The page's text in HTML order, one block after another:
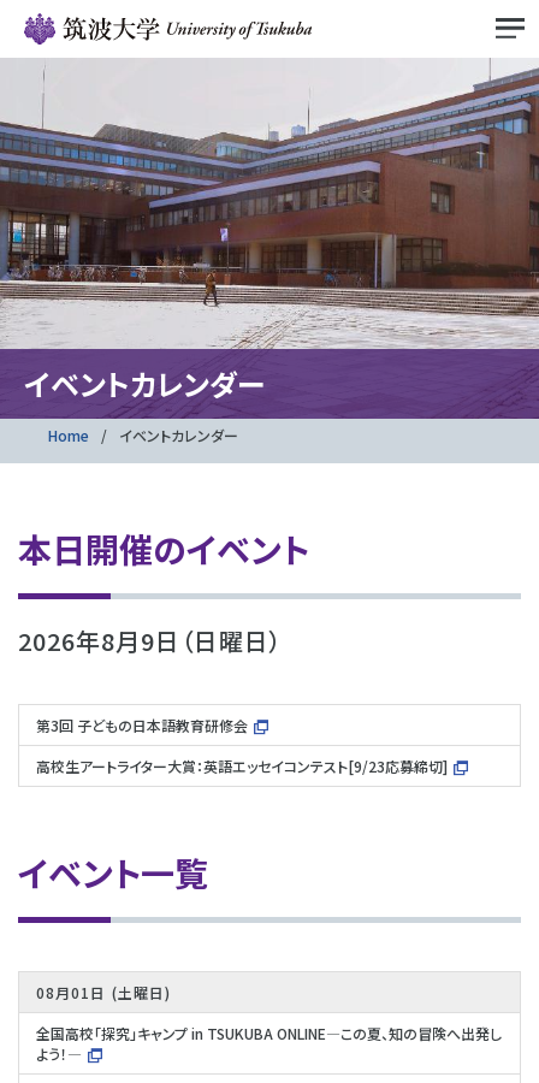
イベントカレンダー
Home イベントカレンダー
本日開催のイベント
2026年8月9日（日曜日）
第3回 子どもの日本語教育研修会
高校生アートライター大賞：英語エッセイコンテスト[9/23応募締切]
イベント一覧
08月01日
土曜日
全国高校「探究」キャンプ in TSUKUBA ONLINE―この夏、知の冒険へ出発し
よう！―